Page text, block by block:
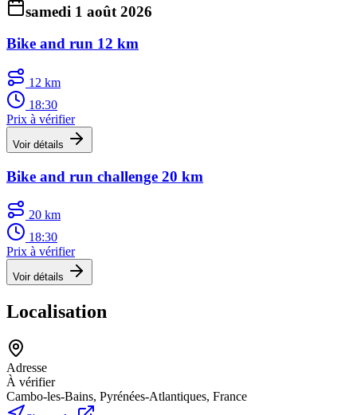
samedi 1 août 2026
Bike and run 12 km
12 km
18:30
Prix à vérifier
Voir détails
Bike and run challenge 20 km
20 km
18:30
Prix à vérifier
Voir détails
Localisation
Adresse
À vérifier
Cambo-les-Bains, Pyrénées-Atlantiques, France